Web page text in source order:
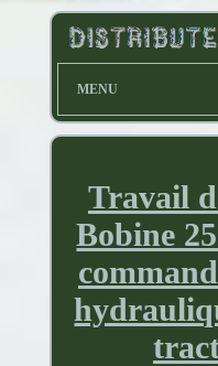
MENU
Travail
Bobine